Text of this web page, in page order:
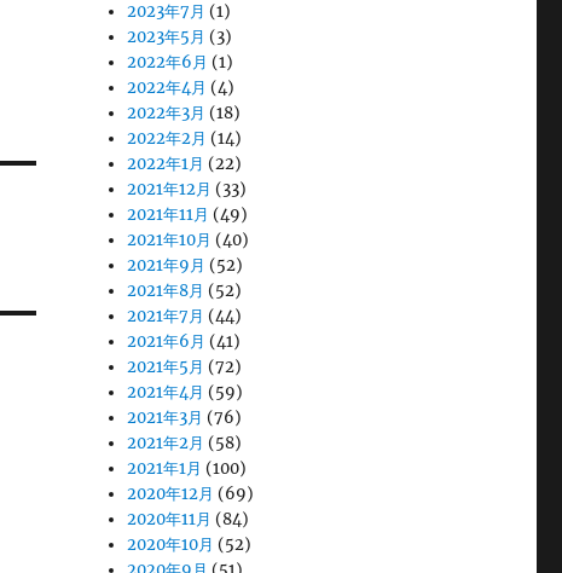
2023年7月 (1)
2023年5月 (3)
2022年6月 (1)
2022年4月 (4)
2022年3月 (18)
2022年2月 (14)
2022年1月 (22)
2021年12月 (33)
2021年11月 (49)
2021年10月 (40)
2021年9月 (52)
2021年8月 (52)
2021年7月 (44)
2021年6月 (41)
2021年5月 (72)
2021年4月 (59)
2021年3月 (76)
2021年2月 (58)
2021年1月 (100)
2020年12月 (69)
2020年11月 (84)
2020年10月 (52)